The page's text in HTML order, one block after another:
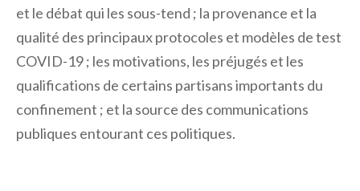
et le débat qui les sous-tend ; la provenance et la
qualité des principaux protocoles et modèles de test
COVID-19 ; les motivations, les préjugés et les
qualifications de certains partisans importants du
confinement ; et la source des communications
publiques entourant ces politiques.